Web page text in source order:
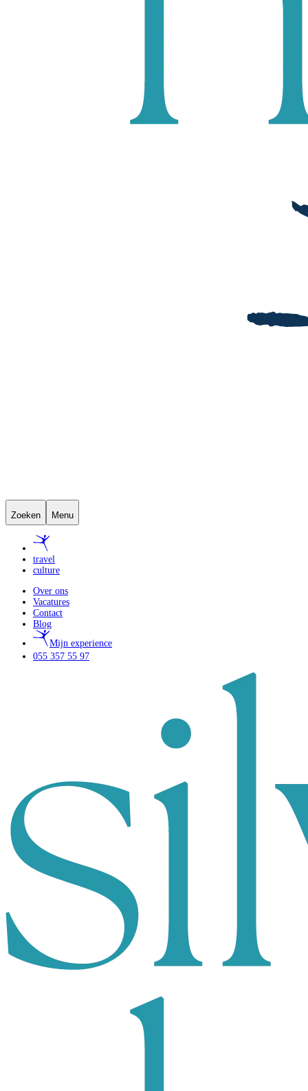
Zoeken Menu
travel
culture
Over ons
Vacatures
Contact
Blog
Mijn experience
055 357 55 97